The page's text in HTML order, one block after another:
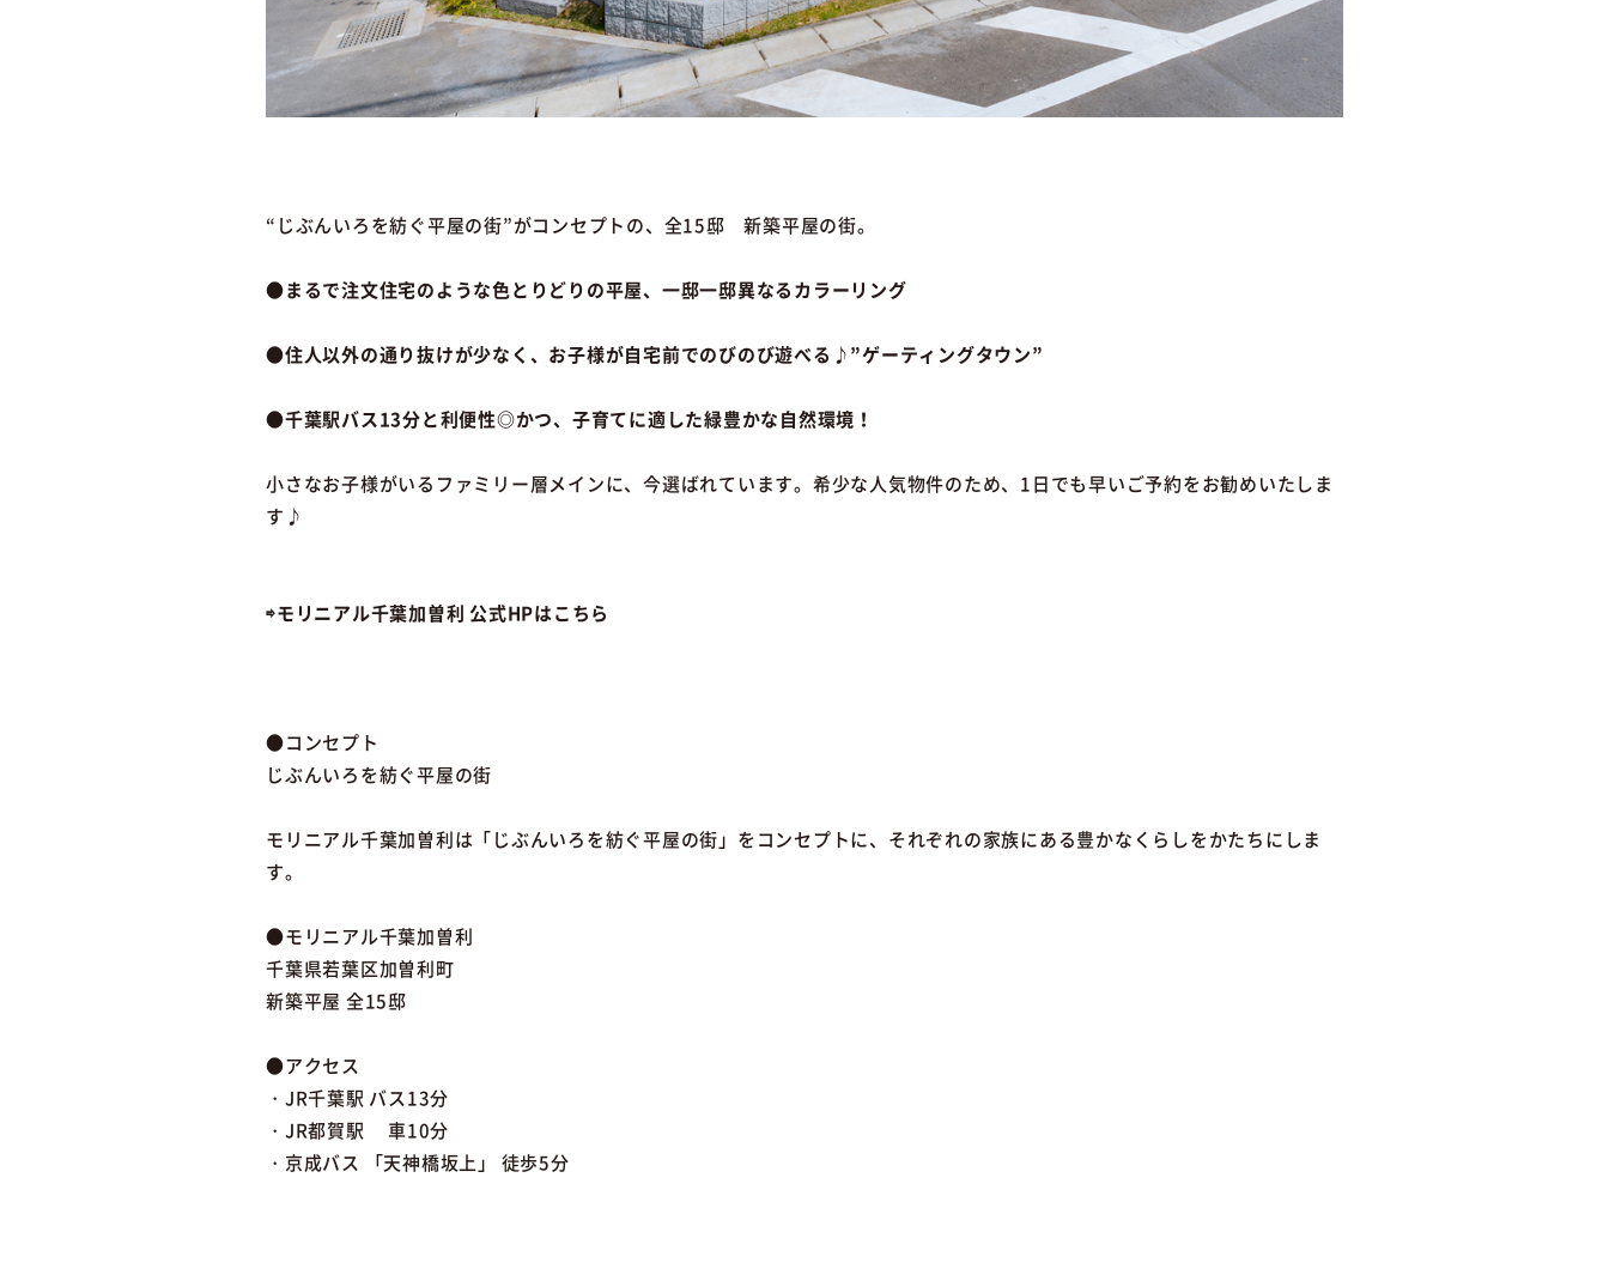
“じぶんいろを紡ぐ平屋の街”がコンセプトの、全15邸 新築平屋の街。
●まるで注文住宅のような色とりどりの平屋、一邸一邸異なるカラーリング
●住人以外の通り抜けが少なく、お子様が自宅前でのびのび遊べる♪”ゲーティングタウン”
●千葉駅バス13分と利便性◎かつ、子育てに適した緑豊かな自然環境！
小さなお子様がいるファミリー層メインに、今選ばれています。希少な人気物件のため、1日でも早いご予約をお勧めいたしま
す♪
⇨モリニアル千葉加曽利 公式HPはこちら
●コンセプト
じぶんいろを紡ぐ平屋の街
モリニアル千葉加曽利は「じぶんいろを紡ぐ平屋の街」をコンセプトに、それぞれの家族にある豊かなくらしをかたちにしま
す。
●モリニアル千葉加曽利
千葉県若葉区加曽利町
新築平屋 全15邸
●アクセス
・JR千葉駅 バス13分
・JR都賀駅 車10分
・京成バス 「天神橋坂上」 徒歩5分